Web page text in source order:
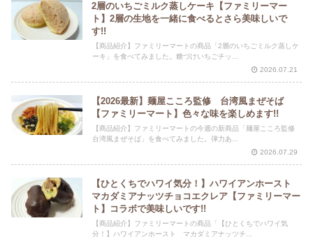
2層のいちごミルク蒸しケーキ【ファミリーマー
ト】2層の生地を一緒に食べるとさら美味しいで
す!!
【商品紹介】ファミリーマートの商品「2層のいちごミルク蒸しケ
ーキ」を食べてみました。糖づけいちごチッ...
2026.07.21
【2026最新】麺屋こころ監修 台湾風まぜそば
【ファミリーマート】色々な味を楽しめます!!
【商品紹介】ファミリーマートの今週の新商品「麺屋こころ監修
台湾風まぜそば」を食べてみました。弾力あ...
2026.07.29
【ひとくちでハワイ気分！】ハワイアンホースト
マカダミアナッツチョコエクレア【ファミリーマー
ト】コラボで美味しいです!!
【商品紹介】ファミリーマートの商品「【ひとくちでハワイ気
分！】ハワイアンホースト マカダミアナッツチ...